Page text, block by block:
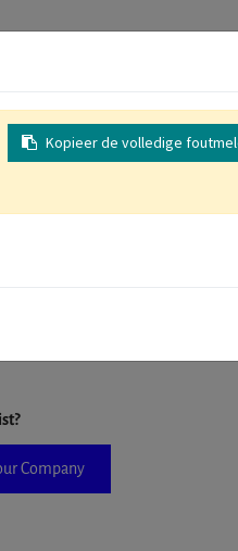
the form. If you don't find your
Company
Kopieer de volledige